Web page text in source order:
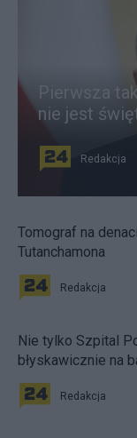
Pierwsza
nie jest
Redakcja
Tomograf na
Tutanchamona
Redakcja
Nie tylko Szpital
błyskawicznie na
Redakcja